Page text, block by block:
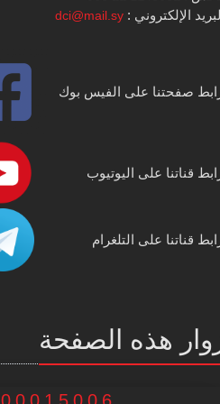
الإلكتروني : dci@mail.sy
صفحتنا على الفيس بوك
قناتنا على اليوتيوب
قناتنا على التلغرام
هذه الصفحة